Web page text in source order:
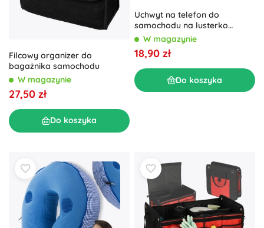
Filcowy organizer do
bagażnika samochodu
W magazynie
27,50 zł
Do koszyka
Uchwyt na telefon do
samochodu na lusterko
wsteczne z rotacją
W magazynie
18,90 zł
Do koszyka